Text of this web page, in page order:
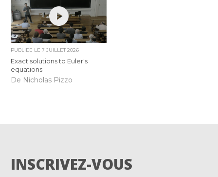
PUBLIÉE LE7 JUILLET 2026
Exact solutions to Euler's
equations
De Nicholas Pizzo
INSCRIVEZ-VOUS